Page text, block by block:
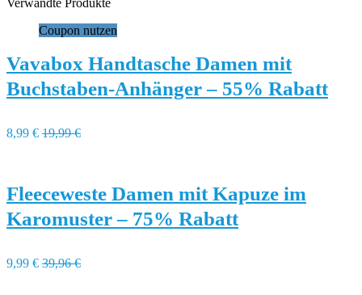
Verwandte Produkte
Coupon nutzen
Vavabox Handtasche Damen mit
Buchstaben-Anhänger – 55% Rabatt
8,99 € 19,99 €
Fleeceweste Damen mit Kapuze im
Karomuster – 75% Rabatt
9,99 € 39,96 €